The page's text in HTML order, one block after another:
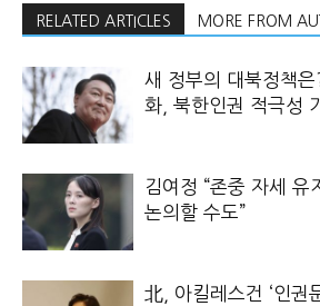
RELATED ARTICLES MORE FROM
새 정부의 대북정책
화, 북한인권 적극성
김여정 “존중 자세 유
논의할 수도”
北, 아킬레스건 ‘인권